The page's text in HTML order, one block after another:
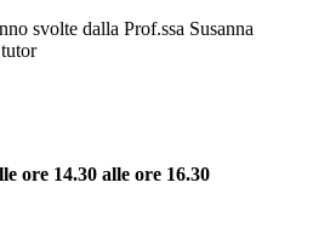
svolte dalla Prof.ssa Susanna
ore 14.30 alle ore 16.30